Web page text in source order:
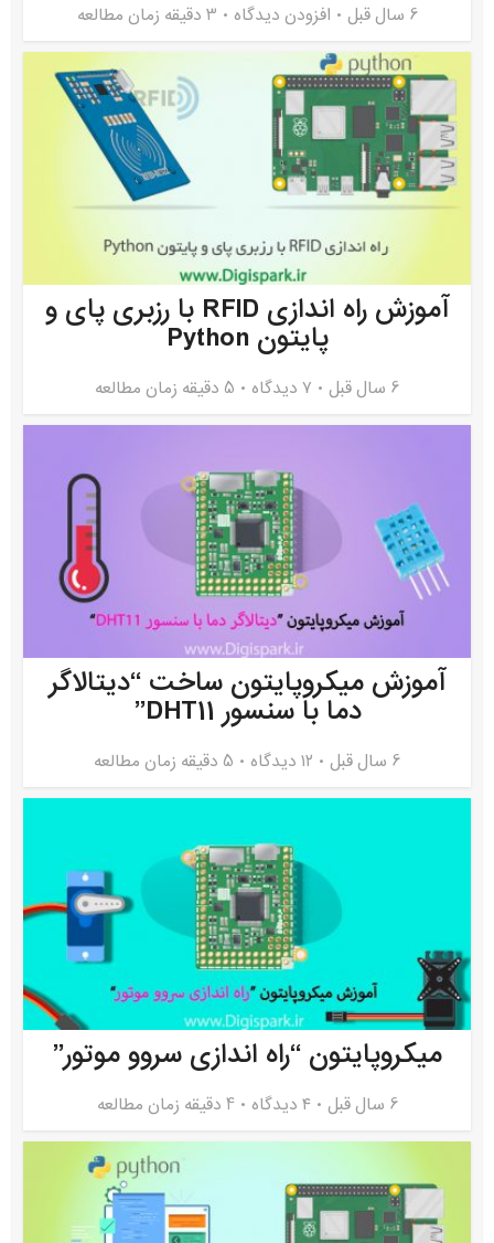
6 سال قبل افزودن دیدگاه 3 دقیقه زمان مطالعه
آموزش راه اندازی RFID با رزبری پای و
پایتون Python
6 سال قبل ۷ دیدگاه 5 دقیقه زمان مطالعه
آموزش میکروپایتون ساخت “دیتالاگر
دما با سنسور DHT11”
6 سال قبل ۱۲ دیدگاه 5 دقیقه زمان مطالعه
میکروپایتون “راه اندازی سروو موتور”
6 سال قبل ۴ دیدگاه 4 دقیقه زمان مطالعه